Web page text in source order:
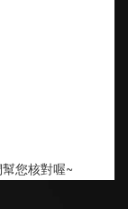
您核對喔~